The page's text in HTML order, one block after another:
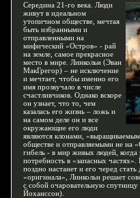
Середина 21-го века. Люди
живут в идеальном
утопичном обществе, мечтая
быть избранными и
отправленными на
мифический «Остров» - рай
на земле, самое прекрасное
место в мире. Линкольн (Эван
МакГрегор) – не исключение
и мечтает, чтобы именно его
имя прозвучало в числе
счастливчиков. Однако вскоре
он узнает, что то, чем
казалась его жизнь – ложь и
на самом деле он и все
окружающие его люди
являются клонами,
обществе и отправляемыми не на
гибель - в мир живых людей, когда
потребность в «запасных
поздно настанет и его черед
«оригинала», Линкольн решает
с собой очаровательную
Йоханссон).